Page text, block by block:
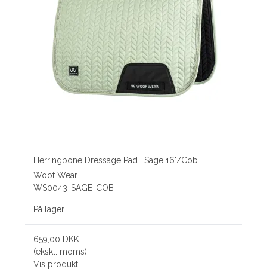
Herringbone Dressage Pad | Sage 16"/Cob
Woof Wear
WS0043-SAGE-COB
På lager
659,00 DKK
(ekskl. moms)
Vis produkt